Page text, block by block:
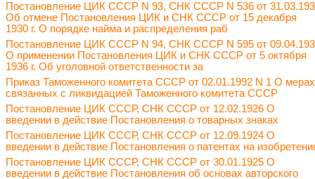
Постановление ЦИК СССР N 93, СНК СССР N 536 от
Об отмене Постановления ЦИК и СНК СССР от 15 декабря
1930 г. О порядке найма и распределения раб
Постановление ЦИК СССР N 94, СНК СССР N 595 от
О применении Постановления ЦИК и СНК СССР от 5 октября
1936 г. Об уголовной ответственности за
Приказ Таможенного комитета СССР от 02.01.1992 N 1 О
связанных с ликвидацией Таможенного комитета СССР
Постановление ЦИК СССР, СНК СССР от 12.02.1926 О
введении в действие Постановления о товарных знаках
Постановление ЦИК СССР, СНК СССР от 12.09.1924 О
введении в действие Постановления о патентах на
Постановление ЦИК СССР, СНК СССР от 30.01.1925 О
введении в действие Постановления об основах авторского